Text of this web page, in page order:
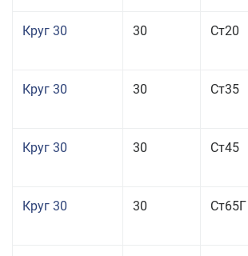
Круг 30 30 Ст20
Круг 30 30 Ст35
Круг 30 30 Ст45
Круг 30 30 Ст65Г